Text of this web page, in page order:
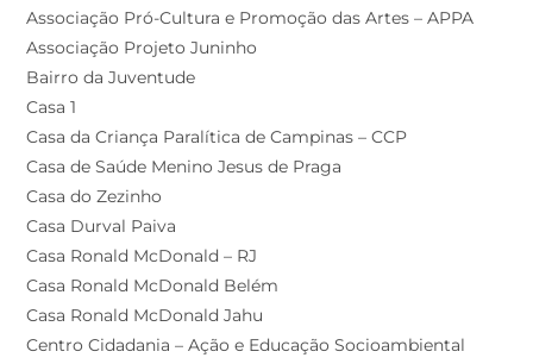
Associação Pró-Cultura e Promoção das Artes – APPA
Associação Projeto Juninho
Bairro da Juventude
Casa 1
Casa da Criança Paralítica de Campinas – CCP
Casa de Saúde Menino Jesus de Praga
Casa do Zezinho
Casa Durval Paiva
Casa Ronald McDonald – RJ
Casa Ronald McDonald Belém
Casa Ronald McDonald Jahu
Centro Cidadania – Ação e Educação Socioambiental